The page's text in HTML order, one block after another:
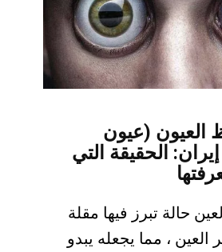
العيون (عيون
الحقيقة التي
حالة تبرز فيها مقلة
، مما يجعله يبدو